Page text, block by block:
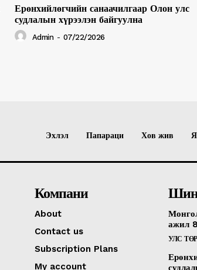
Ерөнхийлөгчийн санаачилгаар Олон улс
судлалын хүрээлэн байгуулна
Admin - 07/22/2026
Эхлэл Папараци Хов жив
Компани
About
Contact us
Subscription Plans
My account
ажил
УЛС ТӨР